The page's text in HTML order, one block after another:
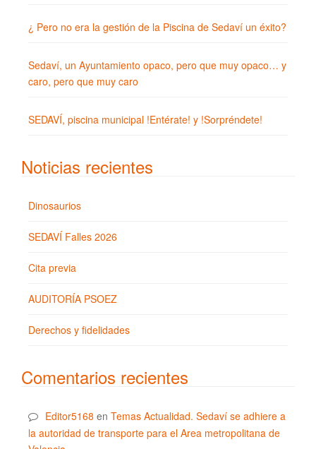
¿ Pero no era la gestión de la Piscina de Sedaví un éxito?
Sedaví, un Ayuntamiento opaco, pero que muy opaco… y
caro, pero que muy caro
SEDAVÍ, piscina municipal !Entérate! y !Sorpréndete!
Noticias recientes
Dinosaurios
SEDAVÍ Falles 2026
Cita previa
AUDITORÍA PSOEZ
Derechos y fidelidades
Comentarios recientes
Editor5168 en Temas Actualidad. Sedaví se adhiere a
la autoridad de transporte para el Area metropolitana de